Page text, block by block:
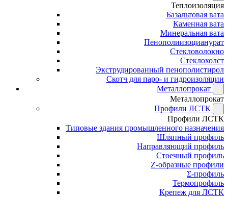
Теплоизоляция
Базальтовая вата
Каменная вата
Минеральная вата
Пенополиизоцианурат
Стекловолокно
Стеклохолст
Экструдированный пенополистирол
Скотч для паро- и гидроизоляции
Металлопрокат
Металлопрокат
Профили ЛСТК
Профили ЛСТК
Типовые здания промышленного назначения
Шляпный профиль
Направляющий профиль
Стоечный профиль
Z-образные профили
Σ-профиль
Термопрофиль
Крепеж для ЛСТК